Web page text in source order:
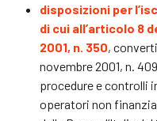
disposizioni per
di cui all’articolo 8
2001, n. 350,
novembre 2001, n.
procedure e controlli
operatori non